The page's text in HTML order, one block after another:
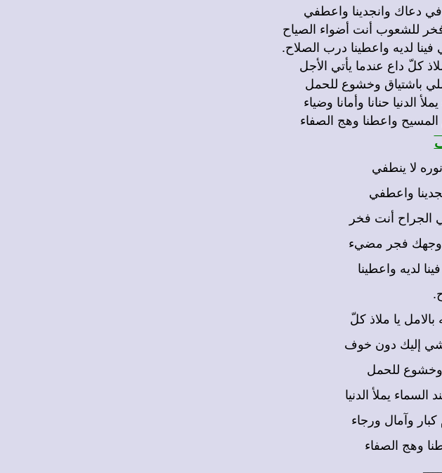
دعاك وانجدينا واعطفي
للشعوب أنت أضواء الصياح
لديه واعطينا درب الصلاح.
كلّ داع عندما يأتي الأجل
باشتياق وخشوع للحمل
حنانا وأمانا وضياء
واعطنا وهج الصفاء
لا ينطفي
واعطفي
وجهك فجر مضيء
لديه واعطينا
إليك دون خوف
للحمل
كبار وآمال ورجاء
وهج الصفاء